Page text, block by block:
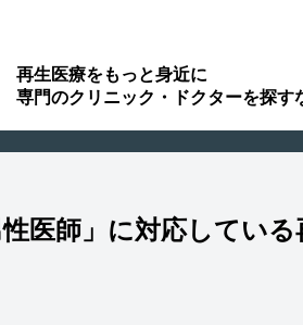
再生医療をもっと身近に
専門のクリニック・ドクターを探す
性医師」に対応してい